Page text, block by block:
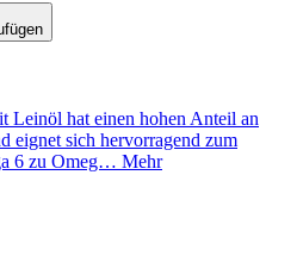
Leinöl hat einen hohen Anteil an
eignet sich hervorragend zum
6 zu Omeg… Mehr